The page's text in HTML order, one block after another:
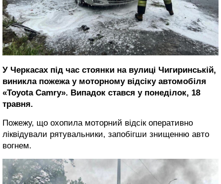
У Черкасах під час стоянки на вулиці Чигиринській,
виникла пожежа у моторному відсіку автомобіля
«Toyota Camry». Випадок стався у понеділок, 18
травня.
Пожежу, що охопила моторний відсік оперативно
ліквідували рятувальники, запобігши знищенню авто
вогнем.